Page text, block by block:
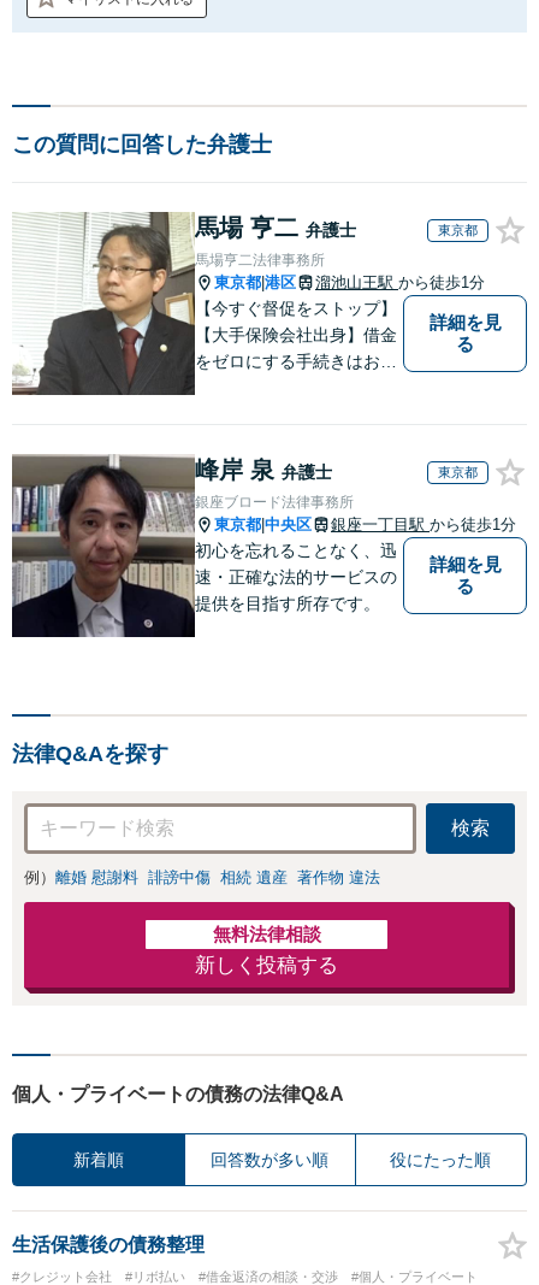
この質問に回答した弁護士
馬場 亨二 弁護士 東京都
馬場亨二法律事務所
東京都 港区 溜池山王駅 から徒歩1分
【今すぐ督促をストップ】
【大手保険会社出身】借金
をゼロにする手続きはお任
提案。債権者との交渉ごと
も実績豊富。【自己破産／
任意意整理／個人再生】
【溜池山王徒歩1分】
詳細を見
る
峰岸 泉 弁護士 東京都
銀座ブロード法律事務所
東京都 中央区 銀座一丁目駅 から徒歩1分
初心を忘れることなく、迅
速・正確な法的サービスの
提供を目指す所存です。
詳細を見
る
法律Q&Aを探す
検索
例） 離婚 慰謝料 誹謗中傷 相続 遺産 著作物 違法
無料法律相談
新しく投稿する
個人・プライベートの債務の法律Q&A
新着順 回答数が多い順 役にたった順
生活保護後の債務整理
#クレジット会社 #リボ払い #借金返済の相談・交渉 #個人・プライベート